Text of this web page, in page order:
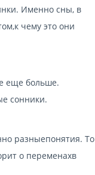
Именно сны, в
чему это они
еще больше.
сонники.
разныепонятия. То
о переменахв